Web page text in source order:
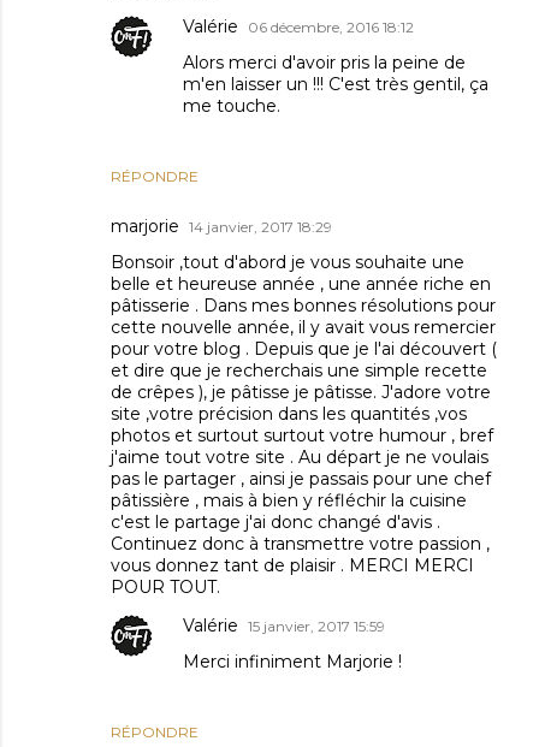
RÉPONDRE
Valérie 06 décembre, 2016 18:12
Alors merci d'avoir pris la peine de
m'en laisser un !!! C'est très gentil, ça
me touche.
marjorie 14 janvier, 2017 18:29
Bonsoir ,tout d'abord je vous souhaite une
belle et heureuse année , une année riche en
pâtisserie . Dans mes bonnes résolutions pour
cette nouvelle année, il y avait vous remercier
pour votre blog . Depuis que je l'ai découvert (
et dire que je recherchais une simple recette
de crêpes ), je pâtisse je pâtisse. J'adore votre
site ,votre précision dans les quantités ,vos
photos et surtout surtout votre humour , bref
j'aime tout votre site . Au départ je ne voulais
pas le partager , ainsi je passais pour une chef
pâtissière , mais à bien y réfléchir la cuisine
c'est le partage j'ai donc changé d'avis .
Continuez donc à transmettre votre passion ,
vous donnez tant de plaisir . MERCI MERCI
POUR TOUT.
RÉPONDRE
Valérie 15 janvier, 2017 15:59
Merci infiniment Marjorie !